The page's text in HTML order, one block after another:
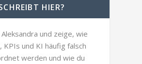
HIER?
Aleksandra und zeige, wie
KPIs und KI häufig falsch
werden und wie du